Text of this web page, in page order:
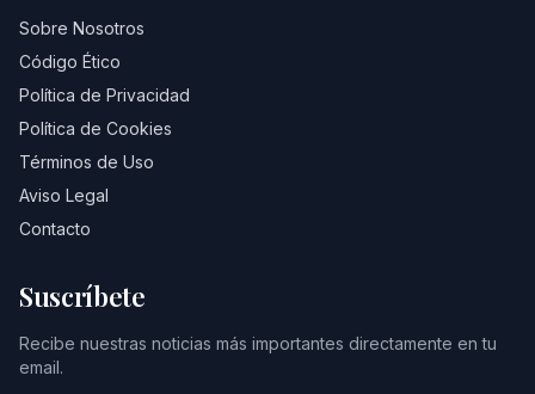
Sobre Nosotros
Código Ético
Política de Privacidad
Política de Cookies
Términos de Uso
Aviso Legal
Contacto
Suscríbete
Recibe nuestras noticias más importantes directamente en tu
email.